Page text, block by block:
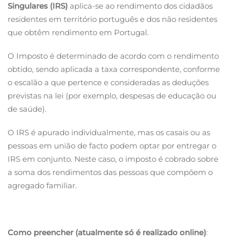
Singulares (IRS) aplica-se ao rendimento dos cidadãos
residentes em território português e dos não residentes
que obtêm rendimento em Portugal.
O Imposto é determinado de acordo com o rendimento
obtido, sendo aplicada a taxa correspondente, conforme
o escalão a que pertence e consideradas as deduções
previstas na lei (por exemplo, despesas de educação ou
de saúde).
O IRS é apurado individualmente, mas os casais ou as
pessoas em união de facto podem optar por entregar o
IRS em conjunto. Neste caso, o imposto é cobrado sobre
a soma dos rendimentos das pessoas que compõem o
agregado familiar.
Como preencher (atualmente só é realizado online):